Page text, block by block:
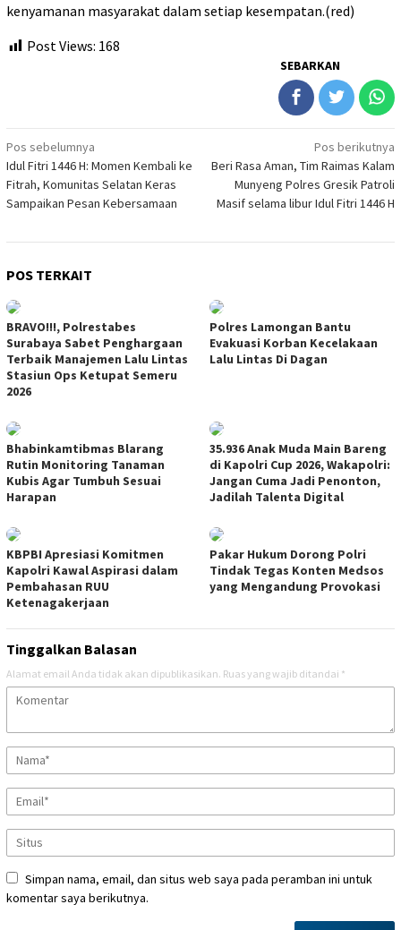
kenyamanan masyarakat dalam setiap kesempatan.(red)
Post Views: 168
SEBARKAN
Navigasi
pos
Pos sebelumnya
Idul Fitri 1446 H: Momen Kembali ke
Fitrah, Komunitas Selatan Keras
Sampaikan Pesan Kebersamaan
Pos berikutnya
Beri Rasa Aman, Tim Raimas Kalam
Munyeng Polres Gresik Patroli
Masif selama libur Idul Fitri 1446 H
POS TERKAIT
BRAVO!!!, Polrestabes
Surabaya Sabet Penghargaan
Terbaik Manajemen Lalu Lintas
Stasiun Ops Ketupat Semeru
2026
Polres Lamongan Bantu
Evakuasi Korban Kecelakaan
Lalu Lintas Di Dagan
Bhabinkamtibmas Blarang
Rutin Monitoring Tanaman
Kubis Agar Tumbuh Sesuai
Harapan
35.936 Anak Muda Main Bareng
di Kapolri Cup 2026, Wakapolri:
Jangan Cuma Jadi Penonton,
Jadilah Talenta Digital
KBPBI Apresiasi Komitmen
Kapolri Kawal Aspirasi dalam
Pembahasan RUU
Ketenagakerjaan
Pakar Hukum Dorong Polri
Tindak Tegas Konten Medsos
yang Mengandung Provokasi
Tinggalkan Balasan
Alamat email Anda tidak akan dipublikasikan. Ruas yang wajib ditandai *
Simpan nama, email, dan situs web saya pada peramban ini untuk
komentar saya berikutnya.